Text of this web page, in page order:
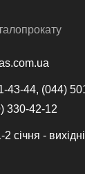
43-44, (044)
330-42-12
2 січня -